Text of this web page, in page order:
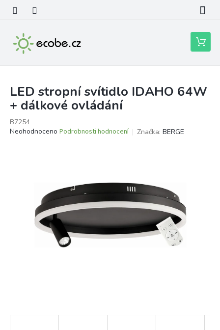
obsah
Nákupní
košík
LED stropní svítidlo IDAHO 64W
+ dálkové ovládání
B7254
Průměrné
Neohodnoceno Podrobnosti hodnocení Značka: BERGE